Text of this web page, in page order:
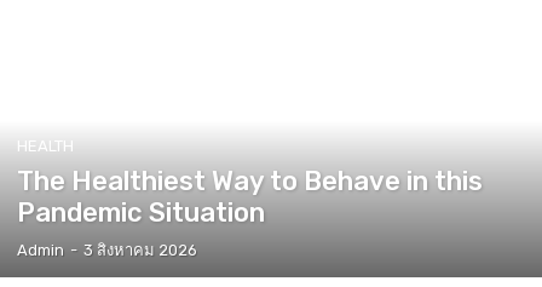
HEALTH
The Healthiest Way to Behave in this
Pandemic Situation
Admin - 3 สิงหาคม 2026